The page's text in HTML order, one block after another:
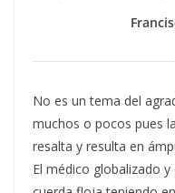
No es un tema del
muchos o pocos pues
resalta y resulta en
El médico globalizado